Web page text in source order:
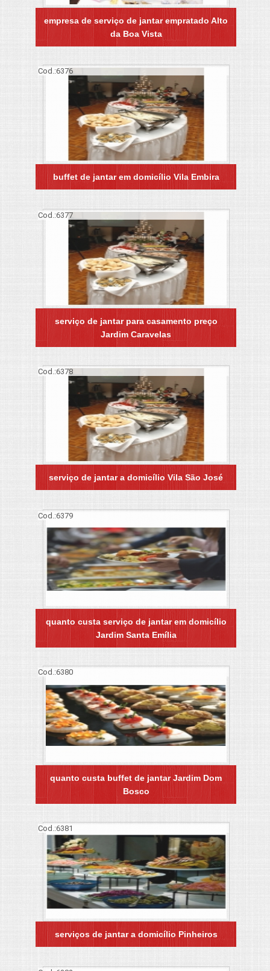
empresa de serviço de jantar empratado Alto
da Boa Vista
Cod.:6376
buffet de jantar em domicílio Vila Embira
Cod.:6377
serviço de jantar para casamento preço
Jardim Caravelas
Cod.:6378
serviço de jantar a domicílio Vila São José
Cod.:6379
quanto custa serviço de jantar em domicílio
Jardim Santa Emília
Cod.:6380
quanto custa buffet de jantar Jardim Dom
Bosco
Cod.:6381
serviços de jantar a domicílio Pinheiros